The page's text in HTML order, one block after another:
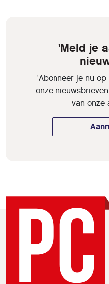
'Meld je
'Abonneer je nu
onze
van onze